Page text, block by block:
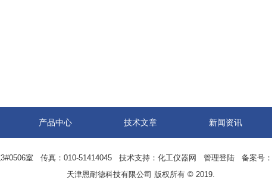
产品中心 技术文章 新闻资讯
室 传真：010-51414045 技术支持： 化工仪器网 管理登陆 备案号：
天津恩耐德科技有限公司 版权所有 © 2019.